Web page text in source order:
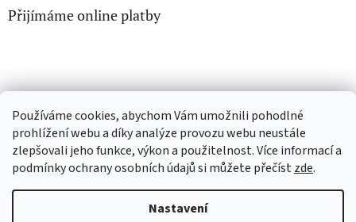
Používáme cookies, abychom Vám umožnili pohodlné
prohlížení webu a díky analýze provozu webu neustále
zlepšovali jeho funkce, výkon a použitelnost. Více informací a
podmínky ochrany osobních údajů si můžete přečístzde.
Nastavení
Přijímáme online platby
CD-Soundtrack.cz CD-hudba.cz
Vytvořil Shoptet